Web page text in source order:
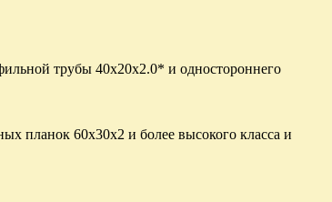
трубы 40х20х2.0* и одностороннего
планок 60х30х2 и более высокого класса и